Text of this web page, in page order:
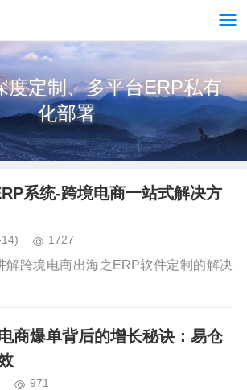
度定制、多平台ERP私有
化部署
系统-跨境电商一站式解决方
1727
解跨境电商出海之ERP软件定制的解决
商爆单背后的增长秘诀：易仓
971